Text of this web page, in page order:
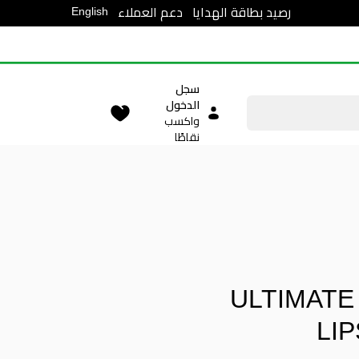
رصيد بطاقة الهدايا دعم العملاء English
سجل
الدخول
واكسب
نقاطًا